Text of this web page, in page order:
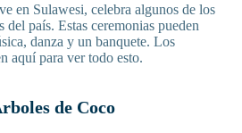
en Sulawesi, celebra algunos de los
del país. Estas ceremonias pueden
danza y un banquete. Los
aquí para ver todo esto.
de Coco